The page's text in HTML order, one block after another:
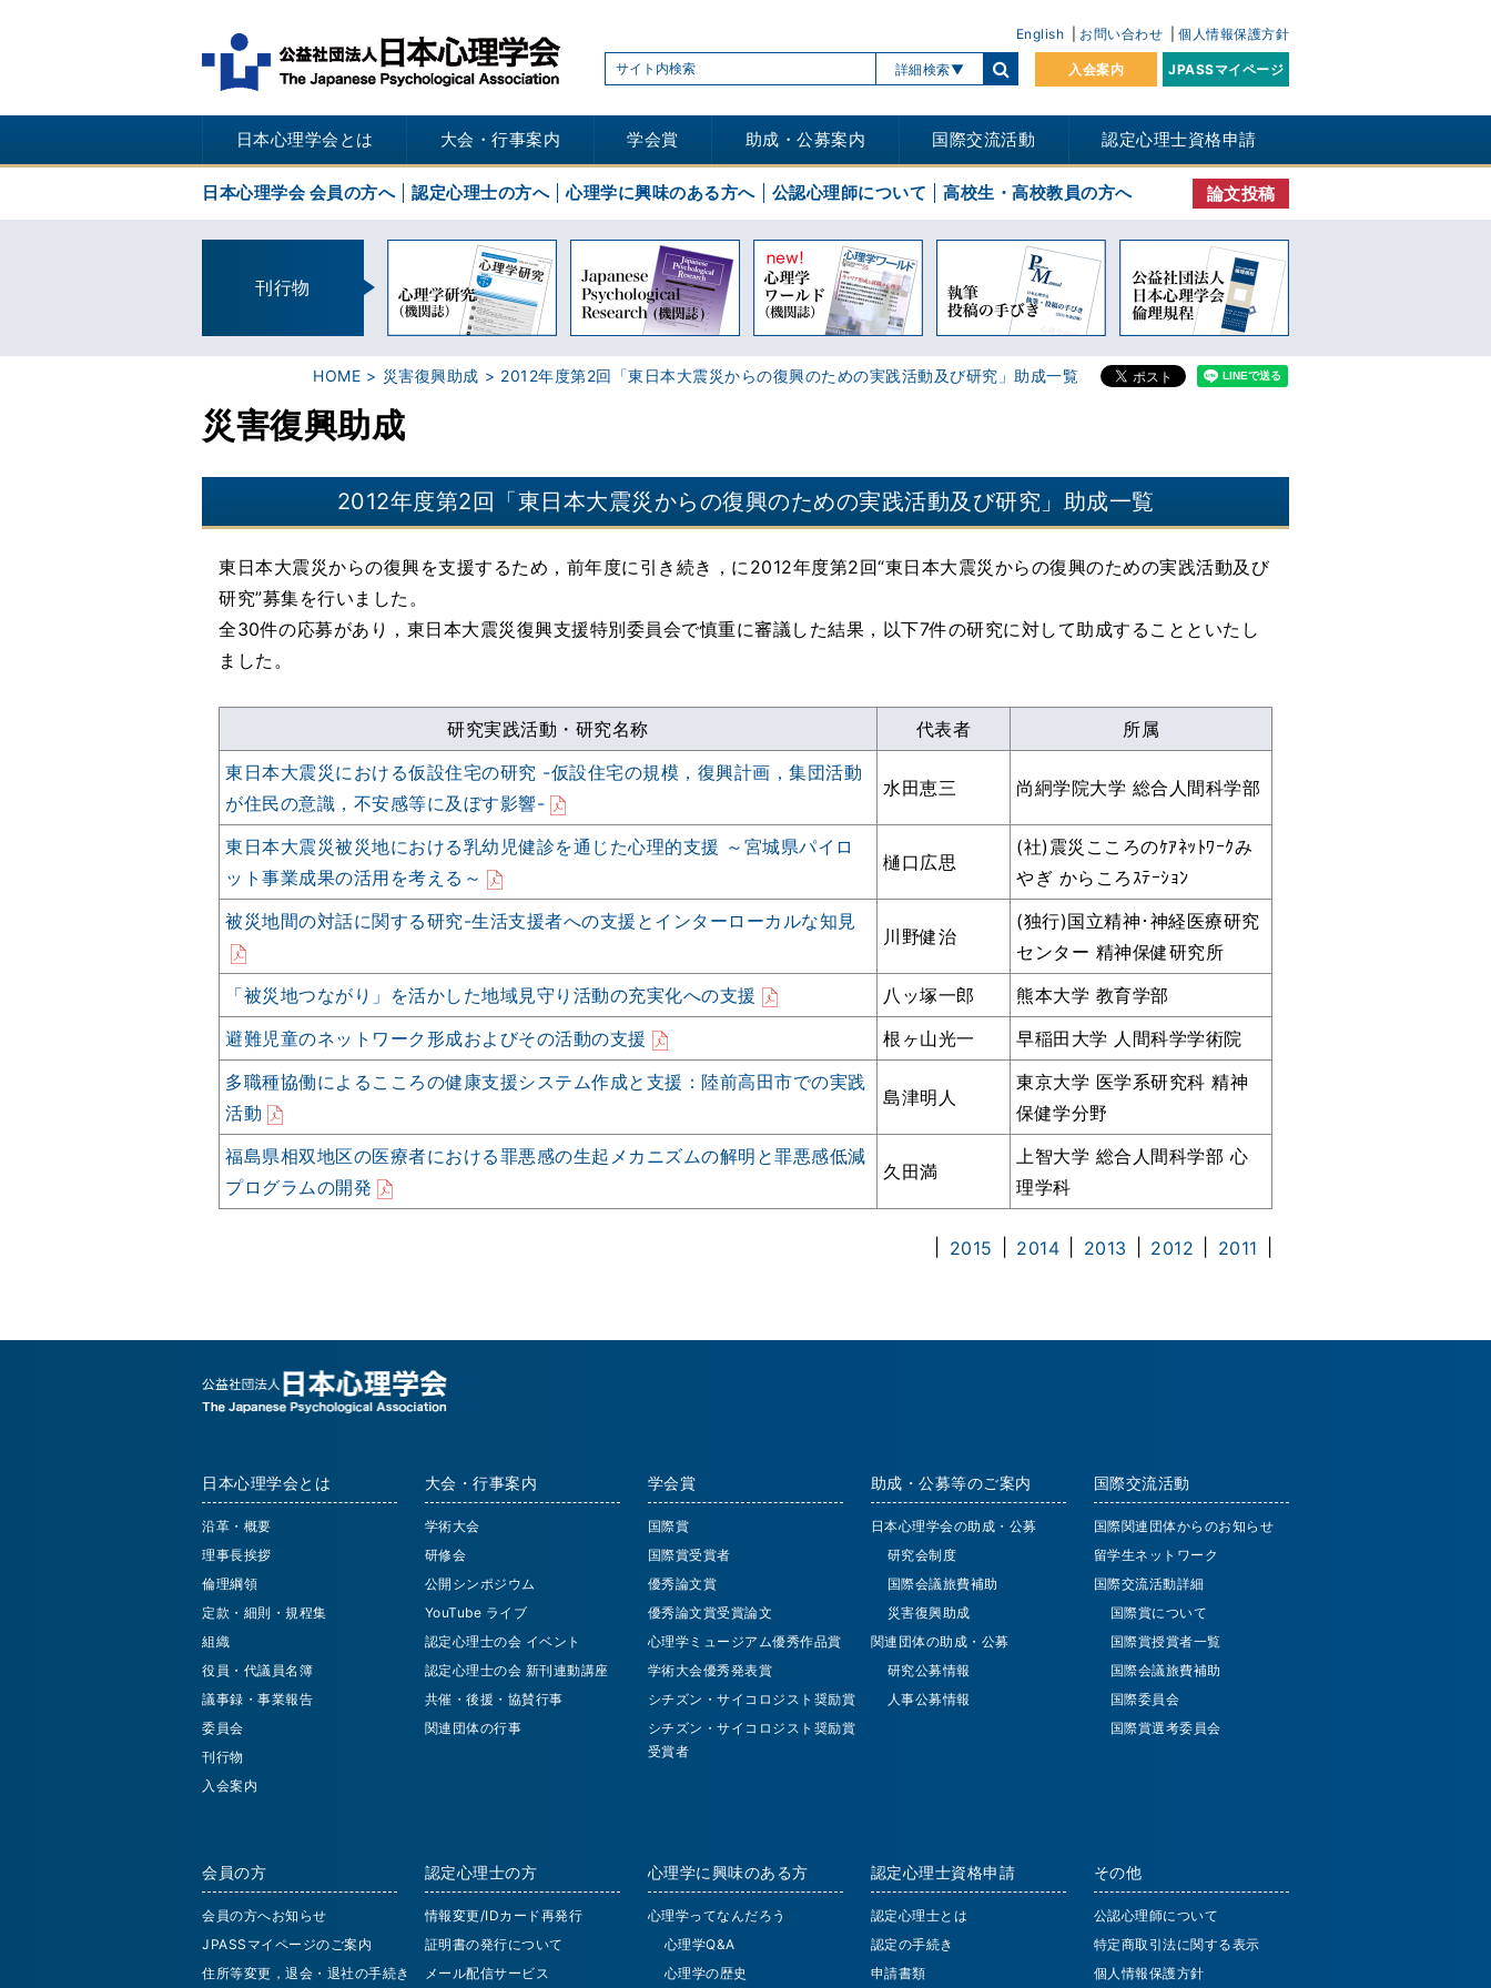
English お問い合わせ 個人情報保護方針
詳細検索 入会案内 JPASSマイページ
日本心理学会とは 大会・行事案内 学会賞 助成・公募案内 国際交流活動 認定心理士資格申請
日本心理学会 会員の方へ 認定心理士の方へ 心理学に興味のある方へ 公認心理師について 高校生・高校教員の方へ 論文投稿
刊行物
HOME 災害復興助成 2012年度第2回「東日本大震災からの復興のための実践活動及び研究」助成一覧
災害復興助成
2012年度第2回「東日本大震災からの復興のための実践活動及び研究」助成一覧
東日本大震災からの復興を支援するため，前年度に引き続き，に2012年度第2回“東日本大震災からの復興のための実践活動及び
研究”募集を行いました。
全30件の応募があり，東日本大震災復興支援特別委員会で慎重に審議した結果，以下7件の研究に対して助成することといたし
ました。
研究実践活動・研究名称 代表者
所属
東日本大震災における仮設住宅の研究 -仮設住宅の規模，復興計画，集団活動
が住民の意識，不安感等に及ぼす影響-
水田恵三 尚絅学院大学 総合人間科学部
東日本大震災被災地における乳幼児健診を通じた心理的支援 ～宮城県パイロ
ット事業成果の活用を考える～
樋口広思
(社)震災こころのｹｱﾈｯﾄﾜｰｸみ
やぎ からころｽﾃｰｼｮﾝ
被災地間の対話に関する研究-生活支援者への支援とインターローカルな知見
川野健治
(独行)国立精神･神経医療研究
センター 精神保健研究所
「被災地つながり」を活かした地域見守り活動の充実化への支援
八ッ塚一郎
熊本大学 教育学部
避難児童のネットワーク形成およびその活動の支援
根ヶ山光一
早稲田大学 人間科学学術院
多職種協働によるこころの健康支援システム作成と支援：陸前高田市での実践
活動
島津明人
東京大学 医学系研究科 精神
保健学分野
福島県相双地区の医療者における罪悪感の生起メカニズムの解明と罪悪感低減
プログラムの開発
久田満
上智大学 総合人間科学部 心
理学科
2015 2014 2013 2012 2011
日本心理学会とは
沿革・概要
理事長挨拶
倫理綱領
定款・細則・規程集
組織
役員・代議員名簿
議事録・事業報告
委員会
刊行物
入会案内
大会・行事案内
学術大会
研修会
公開シンポジウム
YouTube ライブ
認定心理士の会 イベント
認定心理士の会 新刊連動講座
共催・後援・協賛行事
関連団体の行事
学会賞
国際賞
国際賞受賞者
優秀論文賞
優秀論文賞受賞論文
心理学ミュージアム優秀作品賞
学術大会優秀発表賞
シチズン・サイコロジスト奨励賞
シチズン・サイコロジスト奨励賞
受賞者
助成・公募等のご案内
日本心理学会の助成・公募
研究会制度
国際会議旅費補助
災害復興助成
関連団体の助成・公募
研究公募情報
人事公募情報
国際交流活動
国際関連団体からのお知らせ
留学生ネットワーク
国際交流活動詳細
国際賞について
国際賞授賞者一覧
国際会議旅費補助
国際委員会
国際賞選考委員会
会員の方
会員の方へお知らせ
JPASSマイページのご案内
住所等変更，退会・退社の手続き
認定心理士の方
情報変更/IDカード再発行
証明書の発行について
メール配信サービス
心理学に興味のある方
心理学ってなんだろう
心理学Q&A
心理学の歴史
認定心理士資格申請
認定心理士とは
認定の手続き
申請書類
その他
公認心理師について
特定商取引法に関する表示
個人情報保護方針